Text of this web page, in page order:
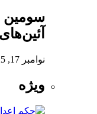
سومین
نوامبر 17, 2025
ویژه